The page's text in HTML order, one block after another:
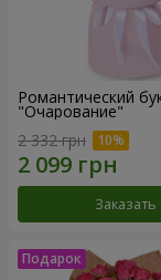
Романтический
"Очарование"
2 332 грн
Заказать